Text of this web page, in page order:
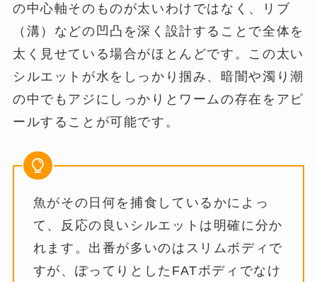
の中心軸そのものが太いわけではなく、リブ
（溝）などの凹凸を深く設計することで全体を
太く見せている場合がほとんどです。この太い
シルエットが水をしっかり掴み、暗闇や濁り潮
の中でもアジにしっかりとワームの存在をアピ
ールすることが可能です。
魚がその日何を捕食しているかによっ
て、反応の良いシルエットは明確に分か
れます。出番が多いのはスリムボディで
すが、ぽってりとしたFATボディでなけ